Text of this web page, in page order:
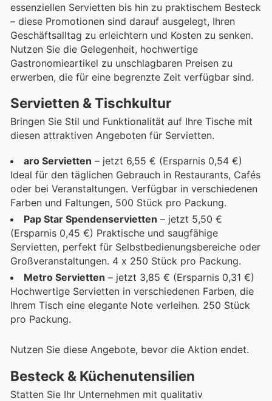
essenziellen Servietten bis hin zu praktischem Besteck
– diese Promotionen sind darauf ausgelegt, Ihren
Geschäftsalltag zu erleichtern und Kosten zu senken.
Nutzen Sie die Gelegenheit, hochwertige
Gastronomieartikel zu unschlagbaren Preisen zu
erwerben, die für eine begrenzte Zeit verfügbar sind.
Servietten & Tischkultur
Bringen Sie Stil und Funktionalität auf Ihre Tische mit
diesen attraktiven Angeboten für Servietten.
aro Servietten – jetzt 6,55 € (Ersparnis 0,54 €)
Ideal für den täglichen Gebrauch in Restaurants, Cafés
oder bei Veranstaltungen. Verfügbar in verschiedenen
Farben und Faltungen, 500 Stück pro Packung.
Pap Star Spendenservietten – jetzt 5,50 €
(Ersparnis 0,45 €) Praktische und saugfähige
Servietten, perfekt für Selbstbedienungsbereiche oder
Großveranstaltungen. 4 x 250 Stück pro Packung.
Metro Servietten – jetzt 3,85 € (Ersparnis 0,31 €)
Hochwertige Servietten in verschiedenen Farben, die
Ihrem Tisch eine elegante Note verleihen. 250 Stück
pro Packung.
Nutzen Sie diese Angebote, bevor die Aktion endet.
Besteck & Küchenutensilien
Statten Sie Ihr Unternehmen mit qualitativ